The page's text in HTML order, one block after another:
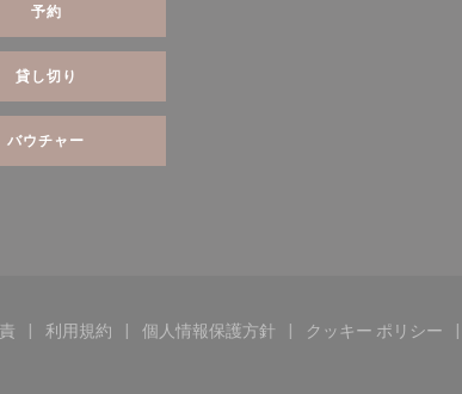
ます))
予約
貸し切り
バウチャー
で開きます))
((新しいウィンドウで開きます))
利用規約
((新しいウィンドウで開きます))
個人情報保護方針
((新しいウィンドウで開きます))
クッキー ポリシー
((新しい